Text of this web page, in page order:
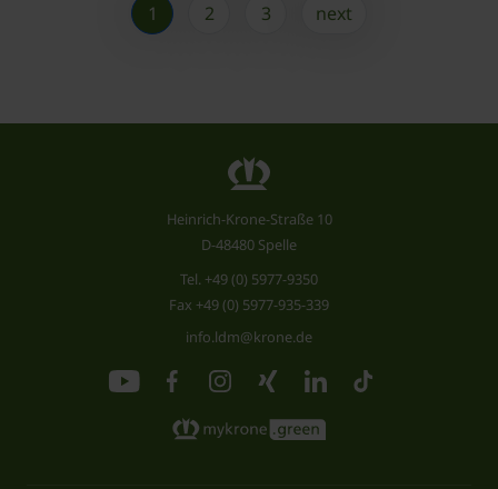
1 2 3 next
Heinrich-Krone-Straße 10
D-48480 Spelle
Tel. +49 (0) 5977-9350
Fax +49 (0) 5977-935-339
info.ldm@krone.de